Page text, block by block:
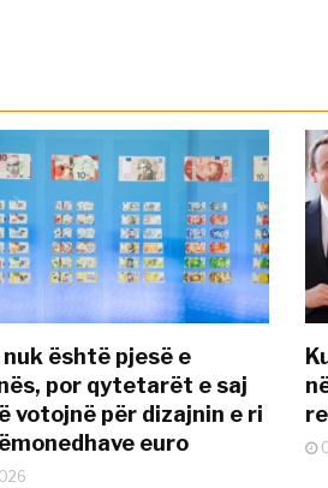
nuk është pjesë e
por qytetarët e saj
votojnë për dizajnin e ri
euro